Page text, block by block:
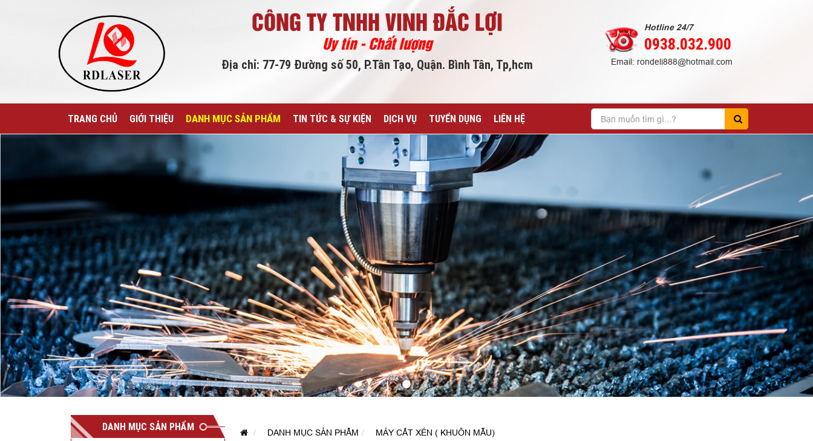
CÔNG TY TNHH VINH ĐẮC LỢI
Uy tín - Chất lượng
Địa chỉ: 77-79 Đường số 50, P.Tân Tạo, Quận. Bình Tân, Tp,hcm
Hotline 24/7
0938.032.900
Email: rondeli888@hotmail.com
TRANG CHỦ GIỚI THIỆU DANH MỤC SẢN PHẨM TIN TỨC & SỰ KIỆN DỊCH VỤ TUYỂN DỤNG LIÊN HỆ
DANH MỤC SẢN PHẨM DANH MỤC SẢN PHẨM MÁY CẮT XÉN ( KHUÔN MẪU)